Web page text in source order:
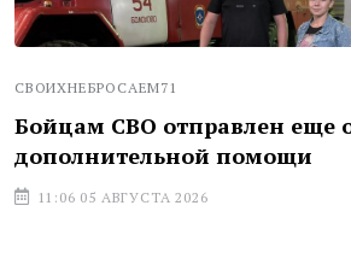
СВОИХНЕБРОСАЕМ71
Бойцам СВО отправлен еще
дополнительной помощи
11:06 05 АВГУСТА 2026